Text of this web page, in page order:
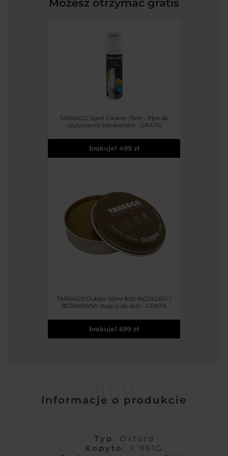
Możesz otrzymać gratis
TARRAGO Sport Cleaner 75ml - Płyn do
czyszczenia Sneakersów - GRATIS
brakuje1 499 zł
TARRAGO Dubbin 50ml #00 INCOLORO /
BEZBARWNY tłuszcz do skór - GRATIS
brakuje1 699 zł
PATINE
Informacje o produkcie
Typ : Oxford
Kopyto : Y 961G